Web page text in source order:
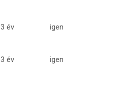
3 év igen
3 év igen